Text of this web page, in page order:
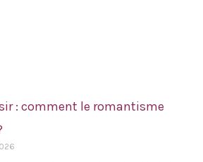
: comment le romantisme